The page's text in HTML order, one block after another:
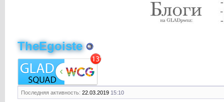
TheEgoiste
Последняя активность: 22.03.2019 15:10